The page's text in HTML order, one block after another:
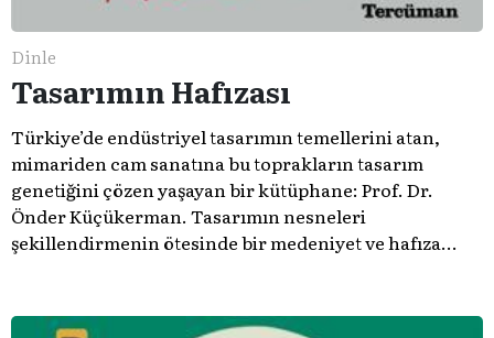
Dinle
Tasarımın Hafızası
Türkiye’de endüstriyel tasarımın temellerini atan,
mimariden cam sanatına bu toprakların tasarım
genetiğini çözen yaşayan bir kütüphane: Prof. Dr.
Önder Küçükerman. ​Tasarımın nesneleri
şekillendirmenin ötesinde bir medeniyet ve hafıza